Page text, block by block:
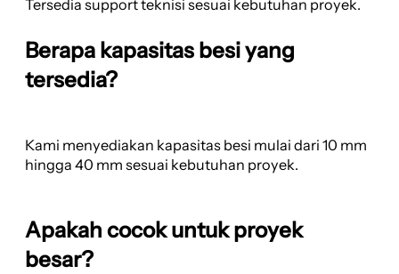
Tersedia support teknisi sesuai kebutuhan proyek.
Berapa kapasitas besi yang
tersedia?
Kami menyediakan kapasitas besi mulai dari 10 mm
hingga 40 mm sesuai kebutuhan proyek.
Apakah cocok untuk proyek
besar?